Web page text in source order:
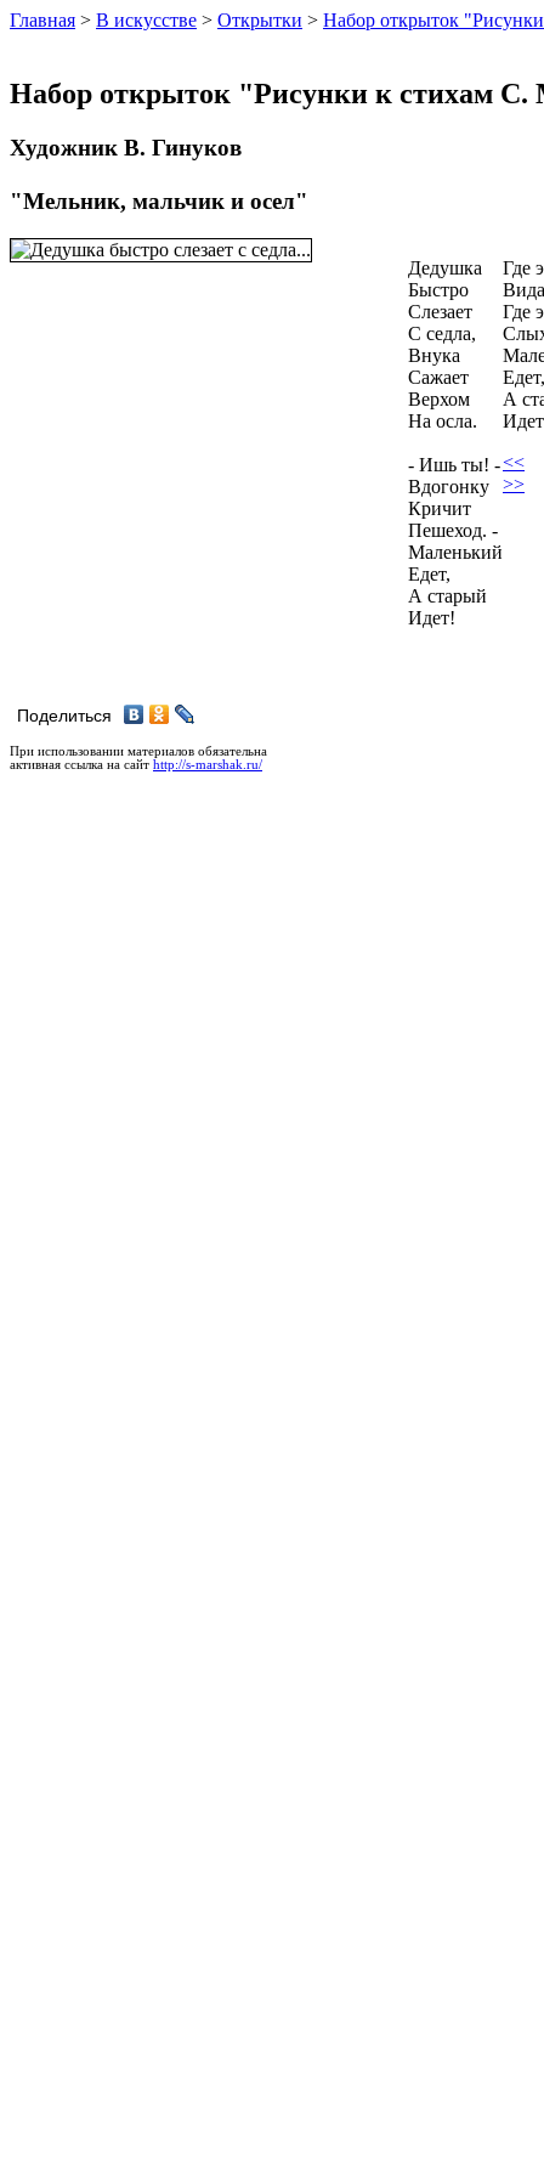
Главная > В искусстве > Открытки > Набор открыток
Набор открыток "Рисунки к стихам
Художник В. Гинуков
"Мельник, мальчик и осел"
Дедушка
Быстро
Слезает
С седла,
Внука
Сажает
Верхом
На осла.
- Ишь ты! -
Вдогонку
Кричит
Пешеход. -
Маленький
Едет,
А старый
Идет!
Где
Где
Едет,
А
<<
>>
Поделиться
При использовании материалов обязательна
активная ссылка на сайт http://s-marshak.ru/